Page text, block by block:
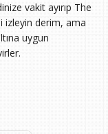
vakit ayırıp The
izleyin derim, ama
uygun